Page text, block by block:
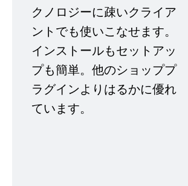
クノロジーに疎いクライア
ントでも使いこなせます。
インストールもセットアッ
プも簡単。他のショッププ
ラグインよりはるかに優れ
ています。